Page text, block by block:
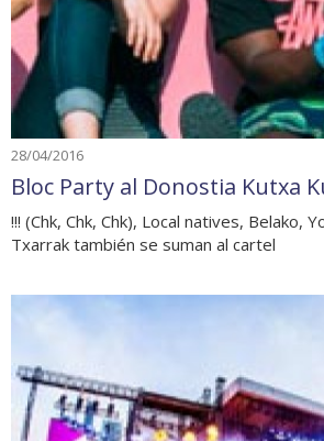
28/04/2016
Bloc Party al Donostia Kutxa
!!! (Chk, Chk, Chk), Local natives, Belako,
Txarrak también se suman al cartel